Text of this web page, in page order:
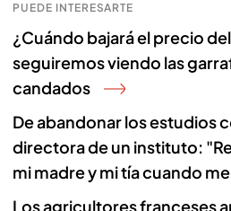
PUEDE INTERESARTE
¿Cuándo bajará el precio
seguiremos viendo las
candados
De abandonar los estudios
directora de un instituto:
mi madre y mi tía cuando
Los agricultores franceses